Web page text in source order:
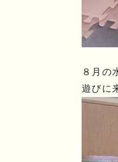
８月の
遊びに